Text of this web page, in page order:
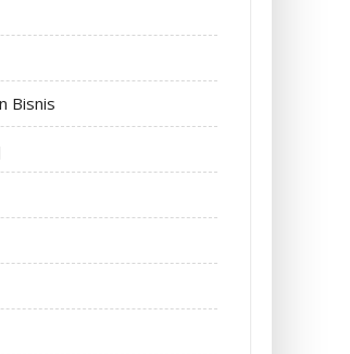
Bisnis